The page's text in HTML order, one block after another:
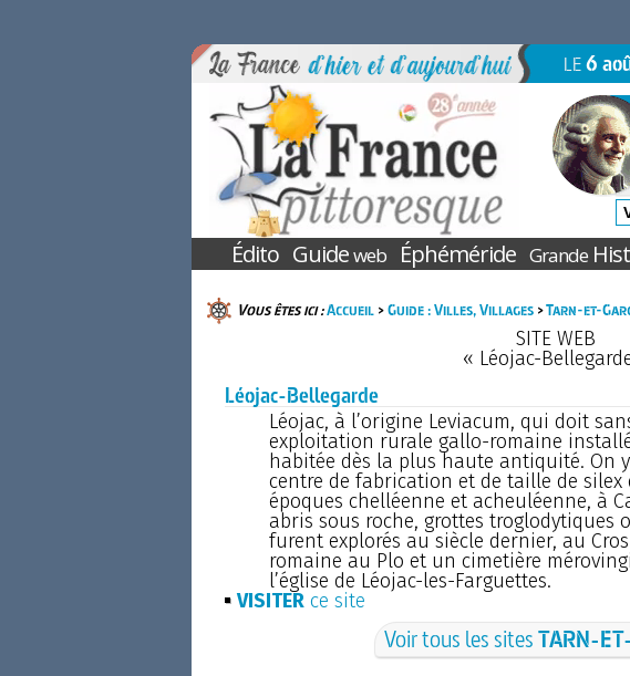
LE6
Édito Guideweb Éphéméride Grande
Vous êtes ici :Accueil>Guide : Villes, Villages>Tarn-et-
SITE WEB
« Léojac-
Léojac-Bellegarde
Léojac, à l’origine Leviacum, qui doit
exploitation rurale gallo-romaine
habitée dès la plus haute antiquité. On
centre de fabrication et de taille de
époques chelléenne et acheuléenne, à
abris sous roche, grottes troglodytiques
furent explorés au siècle dernier, au
romaine au Plo et un cimetière
l’église de Léojac-les-Farguettes.
VISITERce site
Voir tous les sitesTARN-